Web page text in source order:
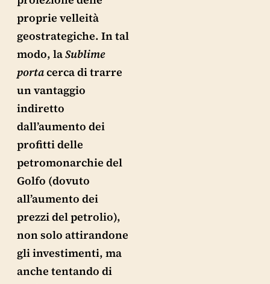
proprie velleità
geostrategiche. In tal
modo, laSublime
portacerca di trarre
un vantaggio
indiretto
dall’aumento dei
profitti delle
petromonarchie del
Golfo (dovuto
all’aumento dei
prezzi del petrolio),
non solo attirandone
gli investimenti, ma
anche tentando di